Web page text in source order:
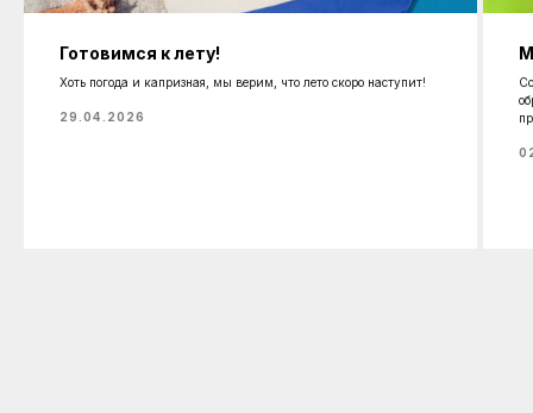
Готовимся к лету!
Хоть погода и капризная, мы верим, что лето скоро наступит!
29.04.2026